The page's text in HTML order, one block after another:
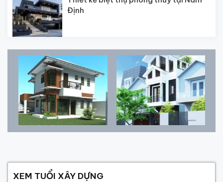
Định
XEM TUỔI XÂY DỰNG